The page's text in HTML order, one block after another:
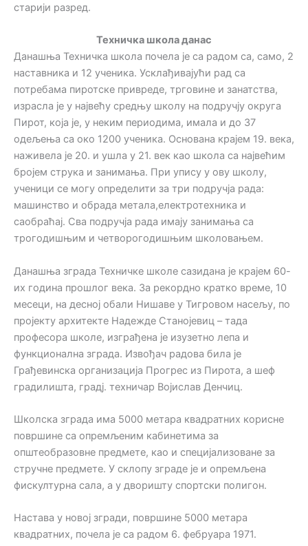
старији разред.
Техничка школа данас
Данашња Техничка школа почела је са радом са, само, 2
наставника и 12 ученика. Усклађивајући рад са
потребама пиротске привреде, трговине и занатства,
израсла је у највећу средњу школу на подручју округа
Пирот, која је, у неким периодима, имала и до 37
одељења са око 1200 ученика. Основана крајем 19. века,
наживела је 20. и ушла у 21. век као школа са највећим
бројем струка и занимања. При упису у ову школу,
ученици се могу определити за три подручја рада:
машинство и обрада метала,електротехника и
саобраћај. Сва подручја рада имају занимања са
трогодишњим и четворогодишњим школовањем.
Данашња зграда Техничке школе сазидана је крајем 60-
их година прошлог века. За рекордно кратко време, 10
месеци, на десној обали Нишаве у Тигровом насељу, по
пројекту архитекте Надежде Станојевиц – тада
професора школе, изграђена је изузетно лепа и
функционална зграда. Извођач радова била је
Грађевинска организација Прогрес из Пирота, а шеф
градилишта, градј. техничар Војислав Денчиц.
Школска зграда има 5000 метара квадратних корисне
површине са опремљеним кабинетима за
општеобразовне предмете, као и специјализоване за
стручне предмете. У склопу зграде је и опремљена
фискултурна сала, а у дворишту спортски полигон.
Настава у новој згради, површине 5000 метара
квадратних, почела је са радом 6. фебруара 1971.